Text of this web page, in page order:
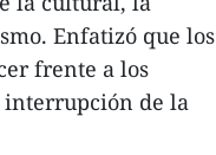
Enfatizó que los
frente a los
interrupción de la